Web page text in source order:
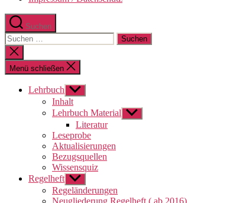
Suchen
Suchen
nach:
Suche
schließen
Menü schließen
Lehrbuch Untermenü
anzeigen
Inhalt
Lehrbuch Material Untermenü
anzeigen
Literatur
Leseprobe
Aktualisierungen
Bezugsquellen
Wissensquiz
Regelheft Untermenü
anzeigen
Regeländerungen
Neugliederung Regelheft ( ab 2016)